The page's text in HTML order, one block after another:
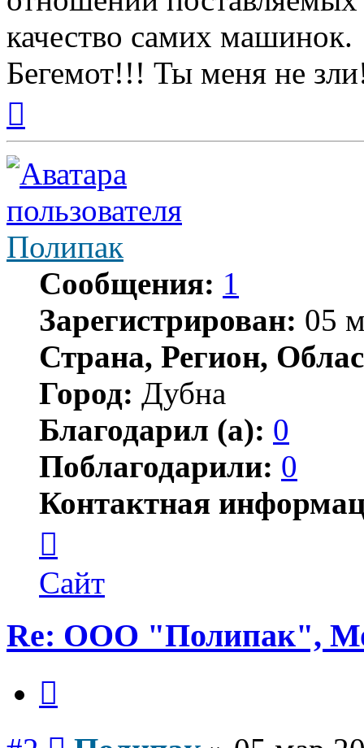
качество самих машинок.
Бегемот!!! Ты меня не
началу
Полипак
Сообщения: 1
Зарегистрирован: 05
Страна, Регион,
Город: Дубна
Благодарил (а): 0
Поблагодарили: 0
Контактная
пользователя
Полипак
Сайт
Re: ООО "Полипак",